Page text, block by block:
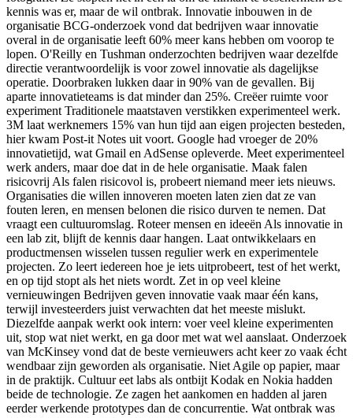
kennis was er, maar de wil ontbrak. Innovatie inbouwen in de
organisatie BCG-onderzoek vond dat bedrijven waar innovatie
overal in de organisatie leeft 60% meer kans hebben om voorop te
lopen. O'Reilly en Tushman onderzochten bedrijven waar dezelfde
directie verantwoordelijk is voor zowel innovatie als dagelijkse
operatie. Doorbraken lukken daar in 90% van de gevallen. Bij
aparte innovatieteams is dat minder dan 25%. Creëer ruimte voor
experiment Traditionele maatstaven verstikken experimenteel werk.
3M laat werknemers 15% van hun tijd aan eigen projecten besteden,
hier kwam Post-it Notes uit voort. Google had vroeger de 20%
innovatietijd, wat Gmail en AdSense opleverde. Meet experimenteel
werk anders, maar doe dat in de hele organisatie. Maak falen
risicovrij Als falen risicovol is, probeert niemand meer iets nieuws.
Organisaties die willen innoveren moeten laten zien dat ze van
fouten leren, en mensen belonen die risico durven te nemen. Dat
vraagt een cultuuromslag. Roteer mensen en ideeën Als innovatie in
een lab zit, blijft de kennis daar hangen. Laat ontwikkelaars en
productmensen wisselen tussen regulier werk en experimentele
projecten. Zo leert iedereen hoe je iets uitprobeert, test of het werkt,
en op tijd stopt als het niets wordt. Zet in op veel kleine
vernieuwingen Bedrijven geven innovatie vaak maar één kans,
terwijl investeerders juist verwachten dat het meeste mislukt.
Diezelfde aanpak werkt ook intern: voer veel kleine experimenten
uit, stop wat niet werkt, en ga door met wat wel aanslaat. Onderzoek
van McKinsey vond dat de beste vernieuwers acht keer zo vaak écht
wendbaar zijn geworden als organisatie. Niet Agile op papier, maar
in de praktijk. Cultuur eet labs als ontbijt Kodak en Nokia hadden
beide de technologie. Ze zagen het aankomen en hadden al jaren
eerder werkende prototypes dan de concurrentie. Wat ontbrak was